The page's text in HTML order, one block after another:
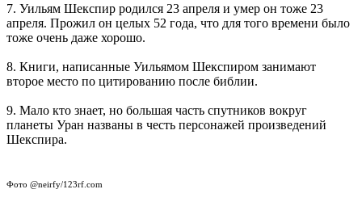
7. Уильям Шекспир родился 23 апреля и умер он тоже 23
апреля. Прожил он целых 52 года, что для того времени было
тоже очень даже хорошо.
8. Книги, написанные Уильямом Шекспиром занимают
второе место по цитированию после библии.
9. Мало кто знает, но большая часть спутников вокруг
планеты Уран названы в честь персонажей произведений
Шекспира.
Фото @neirfy/123rf.com